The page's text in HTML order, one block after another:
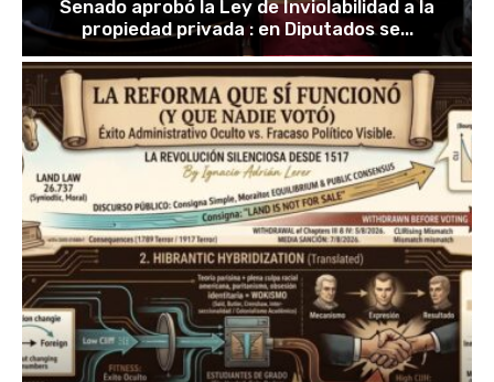
Senado aprobó la Ley de Inviolabilidad a la
propiedad privada : en Diputados se...